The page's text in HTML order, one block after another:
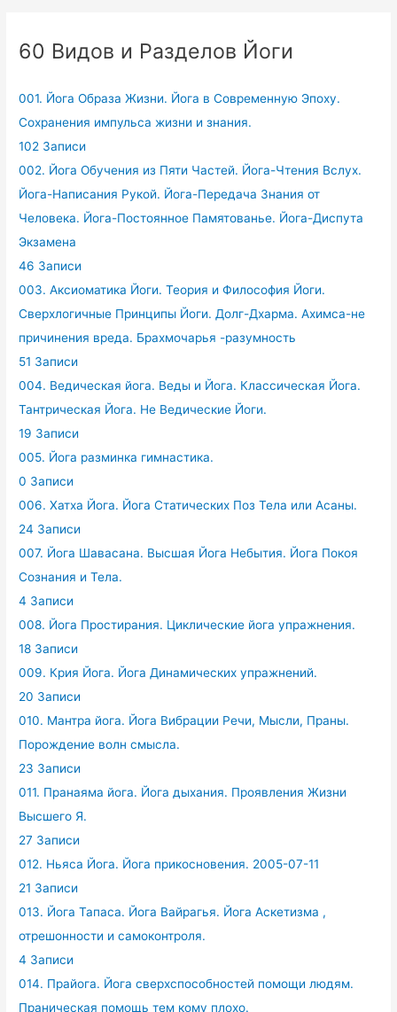
60 Видов и Разделов Йоги
001. Йога Образа Жизни. Йога в Современную Эпоху.
Сохранения импульса жизни и знания.
102 Записи
002. Йога Обучения из Пяти Частей. Йога-Чтения Вслух.
Йога-Написания Рукой. Йога-Передача Знания от
Человека. Йога-Постоянное Памятованье. Йога-Диспута
Экзамена
46 Записи
003. Аксиоматика Йоги. Теория и Философия Йоги.
Сверхлогичные Принципы Йоги. Долг-Дхарма. Ахимса-не
причинения вреда. Брахмочарья -разумность
51 Записи
004. Ведическая йога. Веды и Йога. Классическая Йога.
Тантрическая Йога. Не Ведические Йоги.
19 Записи
005. Йога разминка гимнастика.
0 Записи
006. Хатха Йога. Йога Статических Поз Тела или Асаны.
24 Записи
007. Йога Шавасана. Высшая Йога Небытия. Йога Покоя
Сознания и Тела.
4 Записи
008. Йога Простирания. Циклические йога упражнения.
18 Записи
009. Крия Йога. Йога Динамических упражнений.
20 Записи
010. Мантра йога. Йога Вибрации Речи, Мысли, Праны.
Порождение волн смысла.
23 Записи
011. Пранаяма йога. Йога дыхания. Проявления Жизни
Высшего Я.
27 Записи
012. Ньяса Йога. Йога прикосновения. 2005-07-11
21 Записи
013. Йога Тапаса. Йога Вайрагья. Йога Аскетизма ,
отрешонности и самоконтроля.
4 Записи
014. Прайога. Йога сверхспособностей помощи людям.
Праническая помощь тем кому плохо.